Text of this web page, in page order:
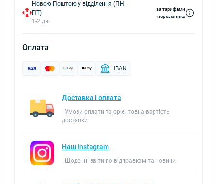
Новою Поштою у відділення (ПН-
ПТ)
1-2 дні
за тарифами
перевізника
Оплата
IBAN
Доставка і оплата
- Умови оплати та орієнтовна вартість
доставки
Наш Instagram
- Щоденні звіти по відправкам та новини